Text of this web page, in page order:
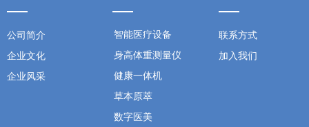
公司简介
企业文化
企业风采
智能医疗设备
身高体重测量仪
健康一体机
草本原萃
数字医美
联系方式
加入我们